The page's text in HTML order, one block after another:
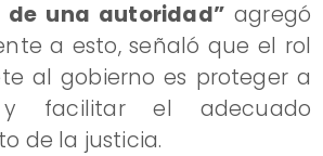
de una autoridad”agregó
a esto, señaló que el rol
al gobierno es proteger a
facilitar el adecuado
de la justicia.